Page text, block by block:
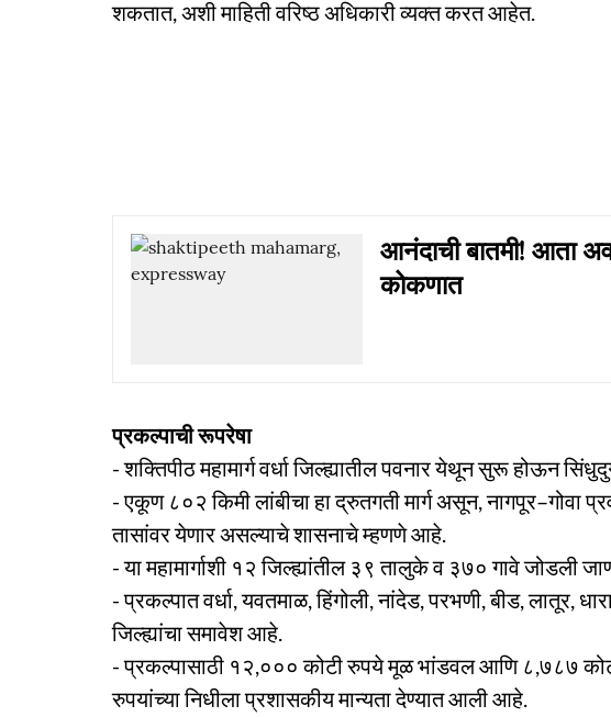
शकतात, अशी माहिती वरिष्ठ अधिकारी व्यक्त करत आहेत.
आनंदाची बातमी! आता
कोकणात
प्रकल्पाची रूपरेषा
- शक्तिपीठ महामार्ग वर्धा जिल्ह्यातील पवनार येथून सुरू होऊन
- एकूण ८०२ किमी लांबीचा हा द्रुतगती मार्ग असून, नागपूर–गोवा
तासांवर येणार असल्याचे शासनाचे म्हणणे आहे.
- या महामार्गाशी १२ जिल्ह्यांतील ३९ तालुके व ३७० गावे जोडली
- प्रकल्पात वर्धा, यवतमाळ, हिंगोली, नांदेड, परभणी, बीड, लातूर,
जिल्ह्यांचा समावेश आहे.
- प्रकल्पासाठी १२,००० कोटी रुपये मूळ भांडवल आणि ८,७८७
रुपयांच्या निधीला प्रशासकीय मान्यता देण्यात आली आहे.